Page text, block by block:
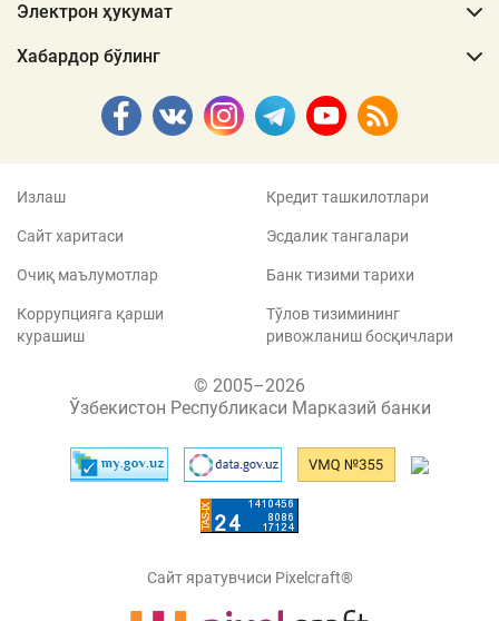
Электрон ҳукумат
Хабардор бўлинг
Излаш
Сайт харитаси
Очиқ маълумотлар
Коррупцияга қарши
курашиш
Кредит ташкилотлари
Эсдалик тангалари
Банк тизими тарихи
Тўлов тизимининг
ривожланиш босқичлари
© 2005–2026
Ўзбекистон Республикаси Марказий банки
Сайт яратувчиси Pixelcraft®